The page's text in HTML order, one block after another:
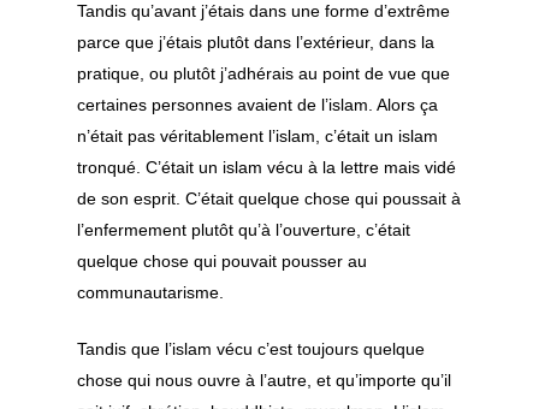
Tandis qu’avant j’étais dans une forme d’extrême
parce que j’étais plutôt dans l’extérieur, dans la
pratique, ou plutôt j’adhérais au point de vue que
certaines personnes avaient de l’islam. Alors ça
n’était pas véritablement l’islam, c’était un islam
tronqué. C’était un islam vécu à la lettre mais vidé
de son esprit. C’était quelque chose qui poussait à
l’enfermement plutôt qu’à l’ouverture, c’était
quelque chose qui pouvait pousser au
communautarisme.
Tandis que l’islam vécu c’est toujours quelque
chose qui nous ouvre à l’autre, et qu’importe qu’il